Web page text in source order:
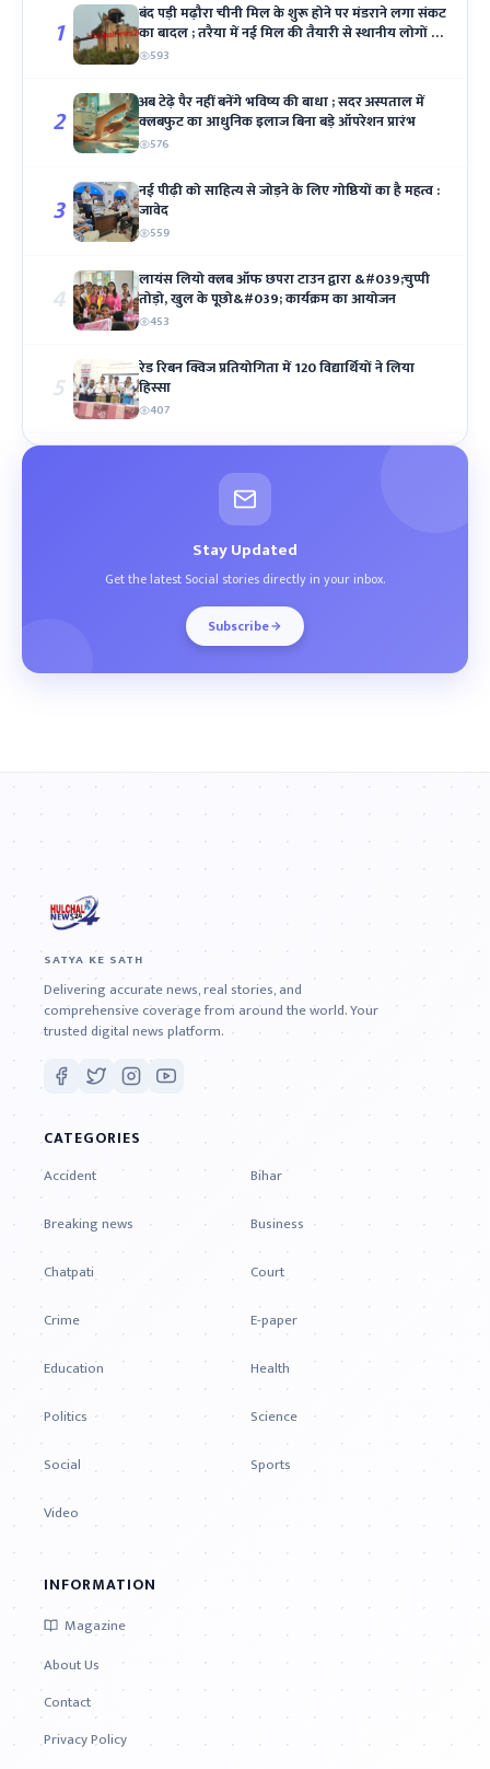
1
बंद पड़ी मढ़ौरा चीनी मिल के शुरू होने पर मंडराने लगा संकट
का बादल ; तरैया में नई मिल की तैयारी से स्थानीय लोगों में
आक्रोश
593
2
अब टेढ़े पैर नहीं बनेंगे भविष्य की बाधा ; सदर अस्पताल में
क्लबफुट का आधुनिक इलाज बिना बड़े ऑपरेशन प्रारंभ
576
3
नई पीढ़ी को साहित्य से जोड़ने के लिए गोष्ठियों का है महत्व :
जावेद
559
4
लायंस लियो क्लब ऑफ छपरा टाउन द्वारा &#039;चुप्पी
तोड़ो, खुल के पूछो&#039; कार्यक्रम का आयोजन
453
5
रेड रिबन क्विज प्रतियोगिता में 120 विद्यार्थियों ने लिया
हिस्सा
407
Stay Updated
Get the latest Social stories directly in your inbox.
Subscribe
SATYA KE SATH
Delivering accurate news, real stories, and
comprehensive coverage from around the world. Your
trusted digital news platform.
CATEGORIES
Accident
Bihar
Breaking news
Business
Chatpati
Court
Crime
E-paper
Education
Health
Politics
Science
Social
Sports
Video
INFORMATION
Magazine
About Us
Contact
Privacy Policy